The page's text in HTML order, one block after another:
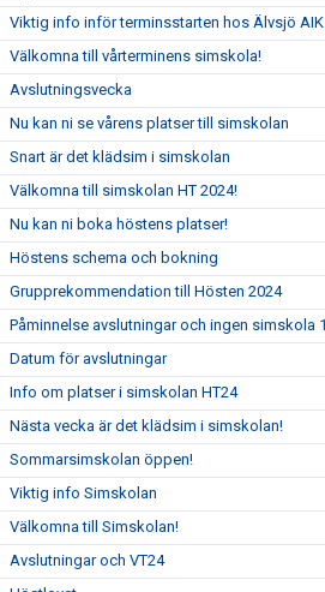
Viktig info inför terminsstarten hos Älvsjö
Välkomna till vårterminens simskola!
Avslutningsvecka
Nu kan ni se vårens platser till simskolan
Snart är det klädsim i simskolan
Välkomna till simskolan HT 2024!
Nu kan ni boka höstens platser!
Höstens schema och bokning
Grupprekommendation till Hösten 2024
Påminnelse avslutningar och ingen simskola
Datum för avslutningar
Info om platser i simskolan HT24
Nästa vecka är det klädsim i simskolan!
Sommarsimskolan öppen!
Viktig info Simskolan
Välkomna till Simskolan!
Avslutningar och VT24